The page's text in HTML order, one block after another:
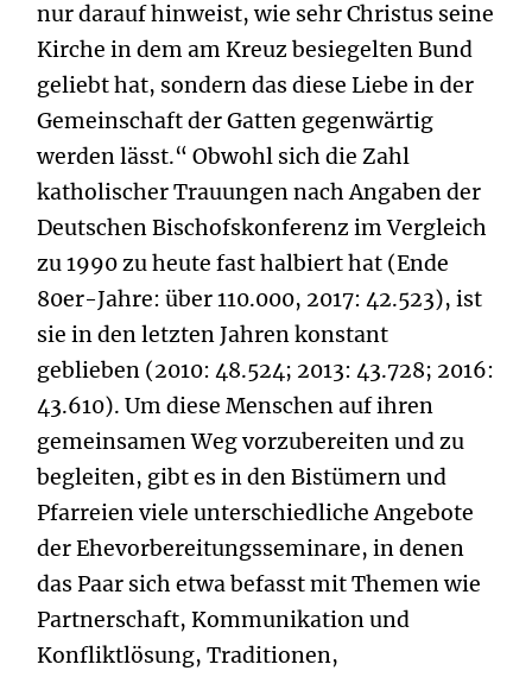
nur darauf hinweist, wie sehr Christus seine
Kirche in dem am Kreuz besiegelten Bund
geliebt hat, sondern das diese Liebe in der
Gemeinschaft der Gatten gegenwärtig
werden lässt.“ Obwohl sich die Zahl
katholischer Trauungen nach Angaben der
Deutschen Bischofskonferenz im Vergleich
zu 1990 zu heute fast halbiert hat (Ende
80er-Jahre: über 110.000, 2017: 42.523), ist
sie in den letzten Jahren ­konstant
geblieben (2010: 48.524; 2013: 43.728; 2016:
43.610). Um diese Menschen auf ihren
gemeinsamen Weg vorzubereiten und zu
begleiten, gibt es in den Bistümern und
Pfarreien viele unterschiedliche Angebote
der Ehevorbereitungsseminare, in denen
das Paar sich etwa befasst mit Themen wie
Partnerschaft, Kommunikation und
Konfliktlösung, Traditionen,